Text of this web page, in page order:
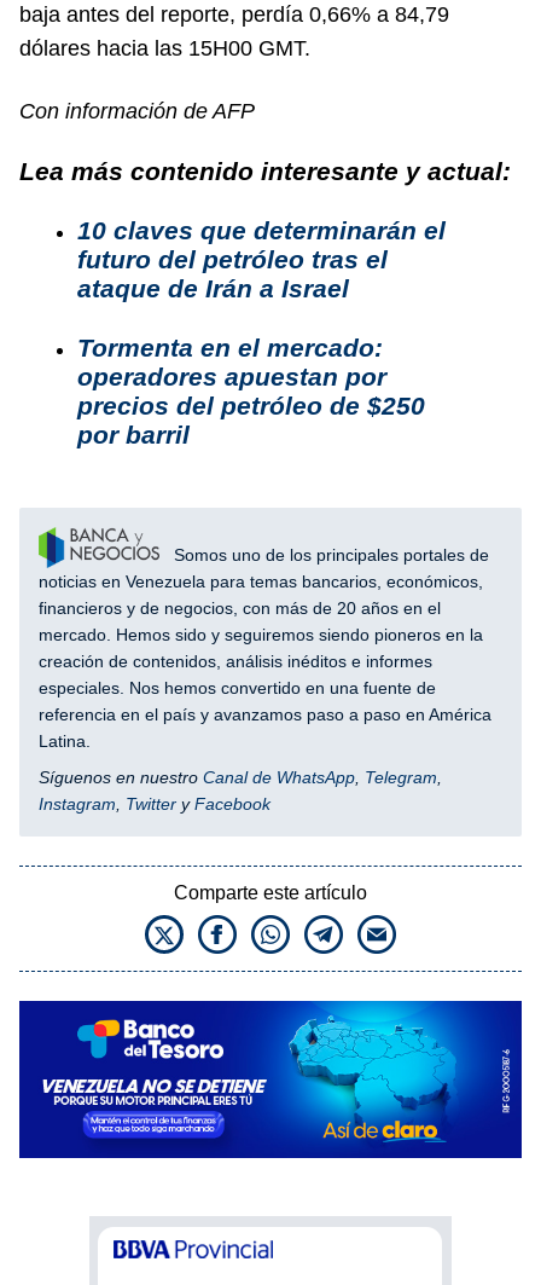
baja antes del reporte, perdía 0,66% a 84,79
dólares hacia las 15H00 GMT.
Con información de AFP
Lea más contenido interesante y actual:
10 claves que determinarán el
futuro del petróleo tras el
ataque de Irán a Israel
Tormenta en el mercado:
operadores apuestan por
precios del petróleo de $250
por barril
Somos uno de los principales portales de
noticias en Venezuela para temas bancarios, económicos,
financieros y de negocios, con más de 20 años en el
mercado. Hemos sido y seguiremos siendo pioneros en la
creación de contenidos, análisis inéditos e informes
especiales. Nos hemos convertido en una fuente de
referencia en el país y avanzamos paso a paso en América
Latina.
Síguenos en nuestro Canal de WhatsApp Telegram
Instagram
Twitter yFacebook
Comparte este artículo